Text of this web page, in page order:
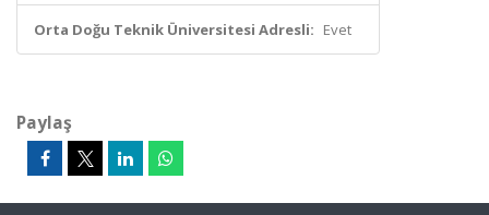
Orta Doğu Teknik Üniversitesi Adresli: Evet
Paylaş